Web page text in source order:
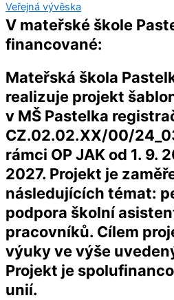
Veřejná vývěska
V mateřské škole
financované:
Mateřská škola
realizuje projekt
v MŠ Pastelka
CZ.02.02.XX/00/
rámci OP JAK od 1. 9.
2027. Projekt je
následujících témat:
podpora školní
pracovníků. Cílem
výuky ve výše
Projekt je
unií.